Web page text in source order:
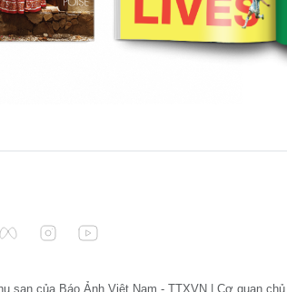
san của Báo Ảnh Việt Nam - TTXVN | Cơ quan